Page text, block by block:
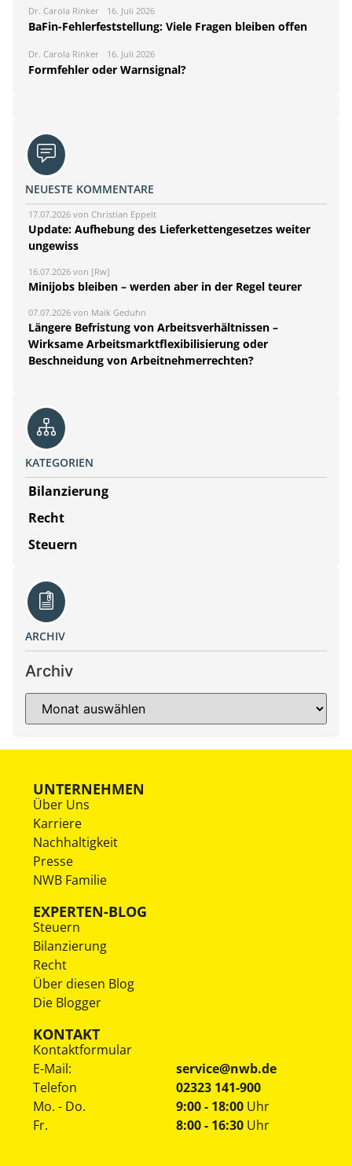
Dr. Carola Rinker 16. Juli 2026
BaFin-Fehlerfeststellung: Viele Fragen bleiben offen
Dr. Carola Rinker 16. Juli 2026
Formfehler oder Warnsignal?
NEUESTE KOMMENTARE
17.07.2026 von Christian Eppelt
Update: Aufhebung des Lieferkettengesetzes weiter
ungewiss
16.07.2026 von [Rw]
Minijobs bleiben – werden aber in der Regel teurer
07.07.2026 von Maik Geduhn
Längere Befristung von Arbeitsverhältnissen –
Wirksame Arbeitsmarktflexibilisierung oder
Beschneidung von Arbeitnehmerrechten?
KATEGORIEN
Bilanzierung
Recht
Steuern
ARCHIV
Archiv
UNTERNEHMEN
Über Uns
Karriere
Nachhaltigkeit
Presse
NWB Familie
EXPERTEN-BLOG
Steuern
Bilanzierung
Recht
Über diesen Blog
Die Blogger
KONTAKT
Kontaktformular
E-Mail:
service@nwb.de
Telefon
02323 141-900
Mo. - Do.
Fr.
9:00 - 18:00 Uhr
8:00 - 16:30 Uhr